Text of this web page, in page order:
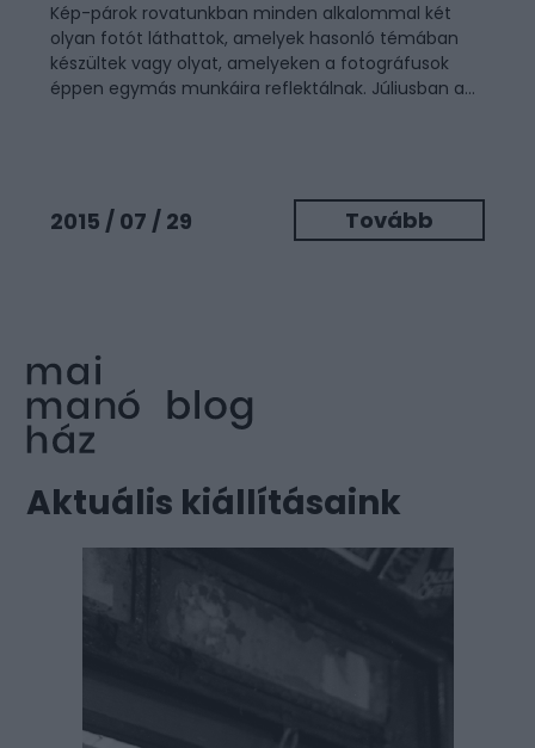
Kép-párok rovatunkban minden alkalommal két
olyan fotót láthattok, amelyek hasonló témában
készültek vagy olyat, amelyeken a fotográfusok
éppen egymás munkáira reflektálnak. Júliusban a...
2015 / 07 / 29 Tovább
Aktuális kiállításaink